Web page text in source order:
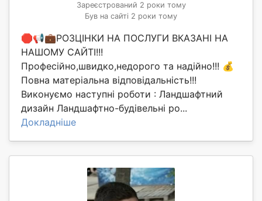
Зареєстрований 2 роки тому
Був на сайті 2 роки тому
🛑📢💼РОЗЦІНКИ НА ПОСЛУГИ ВКАЗАНІ НА
НАШОМУ САЙТІ!!!
Професійно,швидко,недорого та надійно!!! 💰
Повна матеріальна відповідальність!!!
Виконуємо наступні роботи : Ландшафтний
дизайн Ландшафтно-будівельні ро...
Докладніше